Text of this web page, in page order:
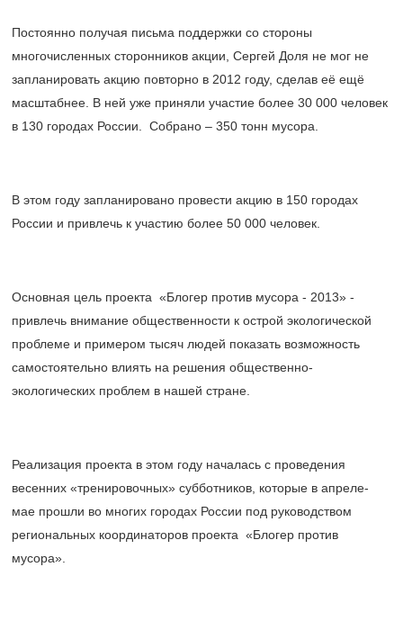
Постоянно получая письма поддержки со стороны
многочисленных сторонников акции, Сергей Доля не мог не
запланировать акцию повторно в 2012 году, сделав её ещё
масштабнее. В ней уже приняли участие более 30 000 человек
в 130 городах России. Собрано – 350 тонн мусора.
В этом году запланировано провести акцию в 150 городах
России и привлечь к участию более 50 000 человек.
Основная цель проекта «Блогер против мусора - 2013» -
привлечь внимание общественности к острой экологической
проблеме и примером тысяч людей показать возможность
самостоятельно влиять на решения общественно-
экологических проблем в нашей стране.
Реализация проекта в этом году началась с проведения
весенних «тренировочных» субботников, которые в апреле-
мае прошли во многих городах России под руководством
региональных координаторов проекта «Блогер против
мусора».